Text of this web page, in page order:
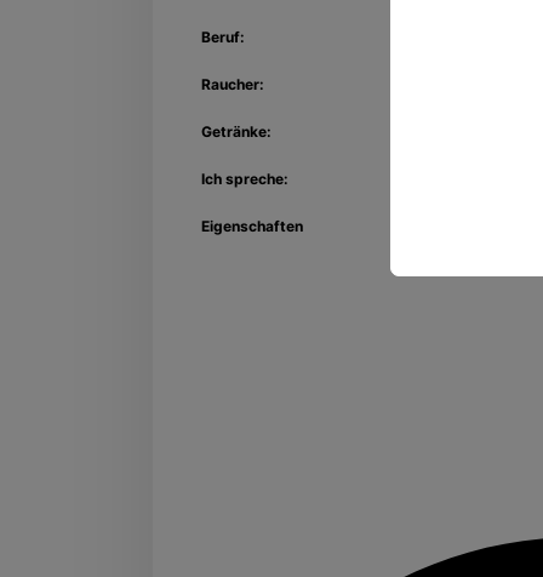
Beruf:
Raucher:
Getränke:
Ich spreche:
Eigenschaften